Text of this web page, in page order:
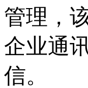
管理，
企业通
信。